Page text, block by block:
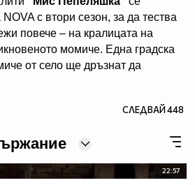
с втори сезон, за да тества
повече – на кралицата на
момиче. Една градска
от село ще дръзнат да
село, за да попадне под
лице в лице със сурова и
нея действителност.
СЛЕДВАЙ448
22:57